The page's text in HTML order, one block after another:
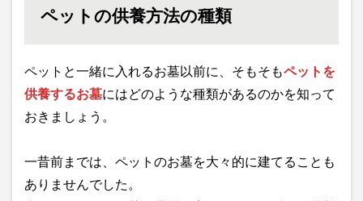
ペットの供養方法の種類
ペットと一緒に入れるお墓以前に、そもそもペットを
供養するお墓にはどのような種類があるのかを知って
おきましょう。
一昔前までは、ペットのお墓を大々的に建てることも
ありませんでした。